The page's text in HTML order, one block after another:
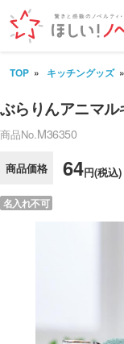
TOP キッチングッズ
ぶらりんアニマ
商品No.M36350
商品価格 64円(税込)
名入れ不可